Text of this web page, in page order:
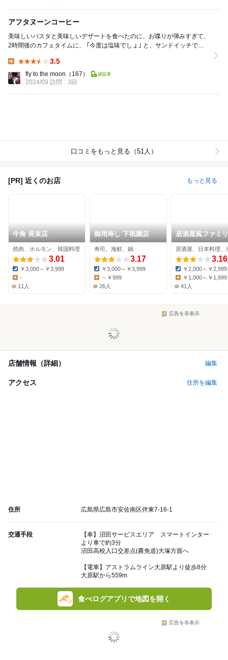
アフタヌーンコーヒー
美味しいパスタと美味しいデザートを食べたのに、お喋りが弾みすぎて、
2時間後のカフェタイムに、 ｢今度は塩味でしょ｣ と、サンドイッチです
3.5
fly to the moon （167）
2024/09 訪問
3回
口コミをもっと見る（51人）
[PR] 近くのお店 もっと見る
牛角 長束店
焼肉、ホルモン、韓国料理
3.01
Dinner:
￥3,000～￥3,999
Lunch:
-
11人
御用寿し 下祇園店
寿司、海鮮、鍋
3.17
Dinner:
￥3,000～￥3,999
Lunch:
～￥999
26人
居酒屋風ファミ
ストランいっち
中筋店
居酒屋、日本料理、
3.16
Dinner:
￥2,000～￥2,999
Lunch:
￥1,000～￥1,999
41人
広告を非表示
店舗情報（詳細） 編集
アクセス 住所を編集
住所 広島県広島市安佐南区伴東7-16-1
交通手段
【車】沼田サービスエリア スマートインター
より車で約3分
沼田高校入口交差点(農免道)大塚方面へ
【電車】アストラムライン大原駅より徒歩8分
大原駅から559m
食べログアプリで地図を開く
広告を非表示